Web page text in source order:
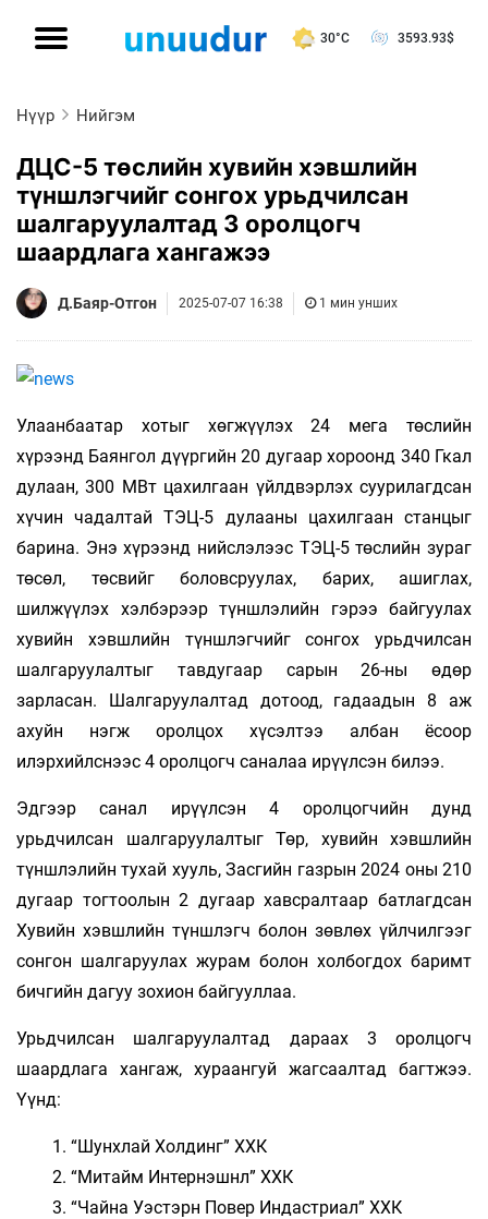
30°C 3593.93$
Нүүр Нийгэм
ДЦС-5 төслийн хувийн хэвшлийн
түншлэгчийг сонгох урьдчилсан
шалгаруулалтад 3 оролцогч
шаардлага хангажээ
Д.Баяр-Отгон 2025-07-07 16:38 1 мин унших
Улаанбаатар хотыг хөгжүүлэх 24 мега төслийн
хүрээнд Баянгол дүүргийн 20 дугаар хороонд 340 Гкал
дулаан, 300 МВт цахилгаан үйлдвэрлэх суурилагдсан
хүчин чадалтай ТЭЦ-5 дулааны цахилгаан станцыг
барина. Энэ хүрээнд нийслэлээс ТЭЦ-5 төслийн зураг
төсөл, төсвийг боловсруулах, барих, ашиглах,
шилжүүлэх хэлбэрээр түншлэлийн гэрээ байгуулах
хувийн хэвшлийн түншлэгчийг сонгох урьдчилсан
шалгаруулалтыг тавдугаар сарын 26-ны өдөр
зарласан. Шалгаруулалтад дотоод, гадаадын 8 аж
ахуйн нэгж оролцох хүсэлтээ албан ёсоор
илэрхийлснээс 4 оролцогч саналаа ирүүлсэн билээ.
Эдгээр санал ирүүлсэн 4 оролцогчийн дунд
урьдчилсан шалгаруулалтыг Төр, хувийн хэвшлийн
түншлэлийн тухай хууль, Засгийн газрын 2024 оны 210
дугаар тогтоолын 2 дугаар хавсралтаар батлагдсан
Хувийн хэвшлийн түншлэгч болон зөвлөх үйлчилгээг
сонгон шалгаруулах журам болон холбогдох баримт
бичгийн дагуу зохион байгууллаа.
Урьдчилсан шалгаруулалтад дараах 3 оролцогч
шаардлага хангаж, хураангуй жагсаалтад багтжээ.
Үүнд:
“Шунхлай Холдинг” ХХК
“Митайм Интернэшнл” ХХК
“Чайна Уэстэрн Повер Индастриал” ХХК